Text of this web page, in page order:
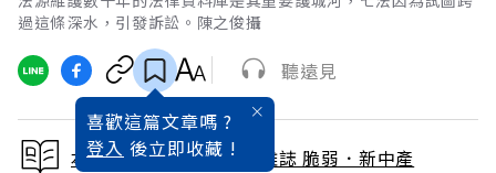
過這條深水，引發訴訟。陳之俊攝
喜歡這篇文章嗎 ?
登入 後立即收藏 !
聽遠見
本文出自 2025 / 8月號雜誌 脆弱．新中產